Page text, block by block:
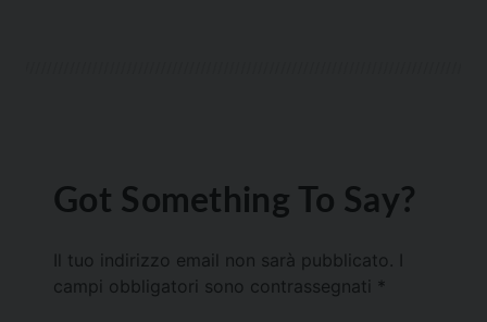
Got Something To Say?
Il tuo indirizzo email non sarà pubblicato.
campi obbligatori sono contrassegnati *